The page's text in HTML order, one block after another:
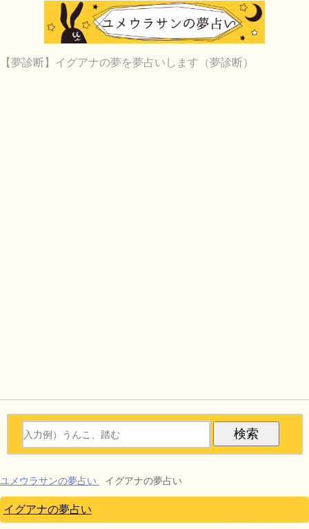
【夢診断】イグアナの夢を夢占いします（夢診断）
ユメウラサンの夢占い イグアナの夢占い
イグアナの夢占い